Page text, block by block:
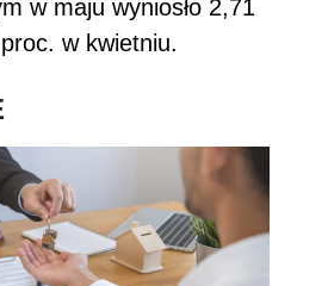
w maju wyniosło 2,71
w kwietniu.